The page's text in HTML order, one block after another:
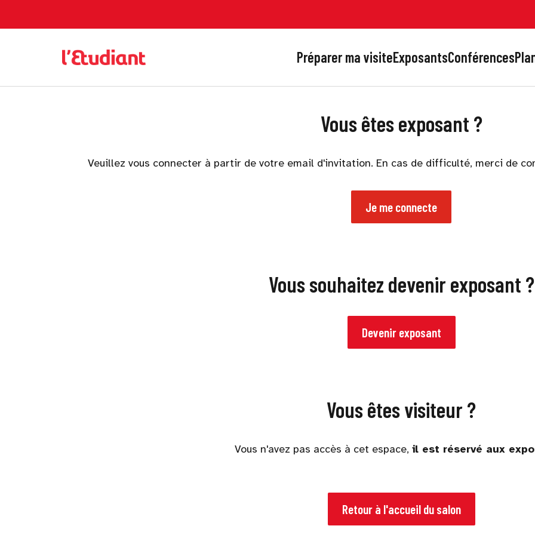
Préparer ma visiteExposantsConférences
Vous êtes exposant ?
Veuillez vous connecter à partir de votre email d'invitation. En cas de difficulté, merci de
Je me connecte
Vous souhaitez devenir exposant ?
Devenir exposant
Vous êtes visiteur ?
Vous n'avez pas accès à cet espace, il est réservé aux
Retour à l'accueil du salon